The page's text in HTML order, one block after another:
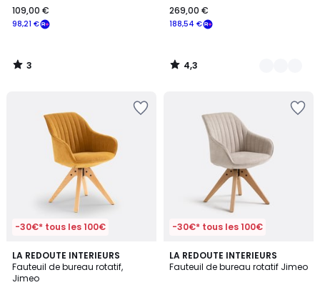
€
souscrivez
notre
programme
98,21 €
109,00 €
3
/
188,54 €
269,00 €
4,3
/
-30€* tous les 100€
LA REDOUTE INTERIEURS
Fauteuil de bureau rotatif,
Jimeo
4,6
/ 5
3
Couleurs
-30€* tous les 100€
LA REDOUTE INTERIEURS
Fauteuil de bureau rotatif Jimeo
4,3
/ 5
2
Couleurs